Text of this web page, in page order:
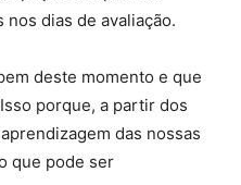
dias de avaliação.
deste momento e que
porque, a partir dos
das nossas
que pode ser